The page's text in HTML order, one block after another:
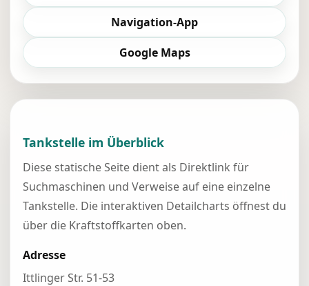
Navigation-App
Google Maps
Tankstelle im Überblick
Diese statische Seite dient als Direktlink für
Suchmaschinen und Verweise auf eine einzelne
Tankstelle. Die interaktiven Detailcharts öffnest du
über die Kraftstoffkarten oben.
Adresse
Ittlinger Str. 51-53